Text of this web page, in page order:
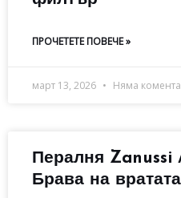
ПРОЧЕТЕТЕ ПОВЕЧЕ »
март 13, 2026 Няма
Пералня Zanussi
Брава на